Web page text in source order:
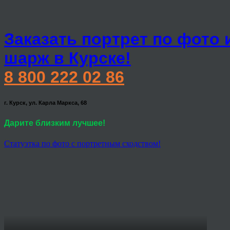
Заказать портрет по фото
шарж в Курске!
8 800 222 02 86
г. Курск, ул. Карла Маркса, 68
Дарите близким лучшее!
Статуэтка по фото с портретным сходством!